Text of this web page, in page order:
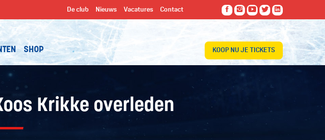
De club Nieuws Vacatures Contact
SHOP KOOP NU JE TICKETS
Krikke overleden